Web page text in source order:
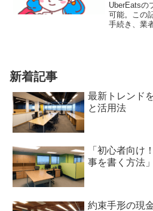
UberEatsの
可能。この
手続き、業
新着記事
最新トレンド
と活用法
「初心者向け
事を書く方法」
約束手形の現